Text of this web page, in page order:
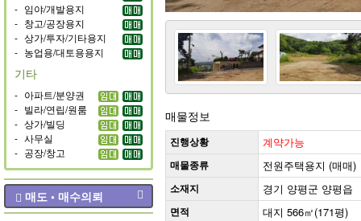
- 임야/개발용지
- 창고/공장용지
- 상가/투자/기타용지
- 농업용/대토용용지
기타
- 아파트/분양권
- 빌라/연립/원룸
- 상가/빌딩
- 사무실
- 공장/창고
매도 • 매수의뢰
매물정보
진행상황 계약가능
매물종류 전원주택용지 (매매)
소재지 경기 양평군 양평읍
면적 대지 566㎡(171평)